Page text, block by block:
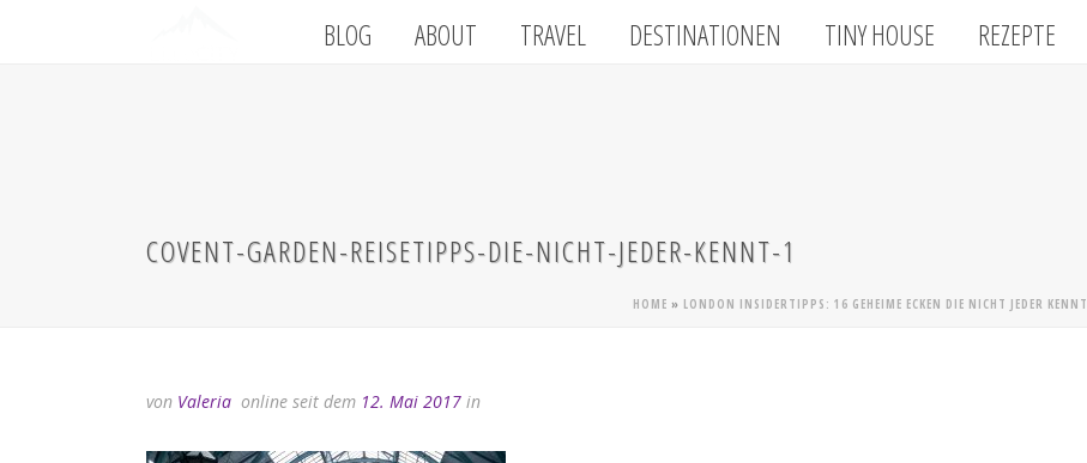
BLOG ABOUT TRAVEL DESTINATIONEN TINY HOUSE REZEPTE
COVENT-GARDEN-REISETIPPS-DIE-NICHT-JEDER-KENNT-1
HOME » LONDON INSIDERTIPPS: 16 GEHEIME ECKEN DIE NICHT JEDER KENNT
von Valeria online seit dem 12. Mai 2017 in